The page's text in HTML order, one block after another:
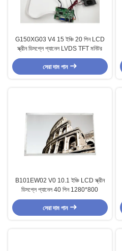
G150XG03 V4 15 ইঞ্চি 20 পিন LCD
স্ক্রীন ডিসপ্লে প্যানেল LVDS TFT মনিটর
সেরা দাম পান
B101EW02 V0 10.1 ইঞ্চি LCD স্ক্রীন
ডিসপ্লে প্যানেল 40 পিন 1280*800
সেরা দাম পান